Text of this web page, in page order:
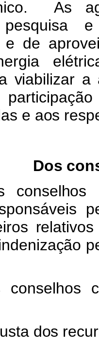
As
pesquisa
e de
viabilizar
e aos
Dos
dos